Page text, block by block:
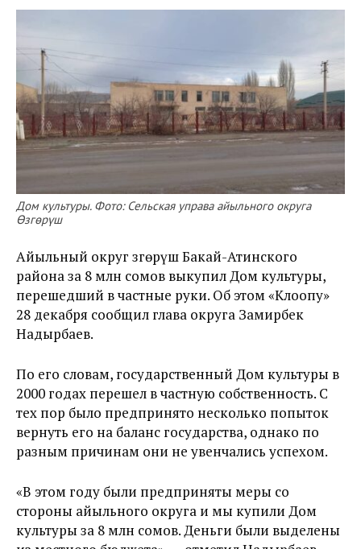
Дом культуры. Фото: Сельская управа айыльного округа
Өзгөрүш
Айыльный округ Өзгөрүш Бакай-Атинского
района за 8 млн сомов выкупил Дом культуры,
перешедший в частные руки. Об этом «Клоопу»
28 декабря сообщил глава округа Замирбек
Надырбаев.
По его словам, государственный Дом культуры в
2000 годах перешел в частную собственность. С
тех пор было предпринято несколько попыток
вернуть его на баланс государства, однако по
разным причинам они не увенчались успехом.
«В этом году были предприняты меры со
стороны айыльного округа и мы купили Дом
культуры за 8 млн сомов. Деньги были выделены